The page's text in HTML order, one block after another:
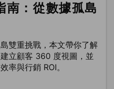
南：從數據孤島
雙重挑戰，本文帶你了解
立顧客 360 度視圖，並
率與行銷 ROI。